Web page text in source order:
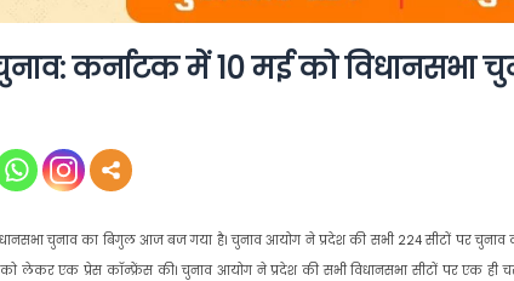
कर्नाटक में 10 मई को विधानसभा
चुनाव का बिगुल आज बज गया है। चुनाव आयोग ने प्रदेश की सभी 224 सीटों पर
लेकर एक प्रेस कॉन्फ्रेंस की। चुनाव आयोग ने प्रदेश की सभी विधानसभा सीटों पर एक ही